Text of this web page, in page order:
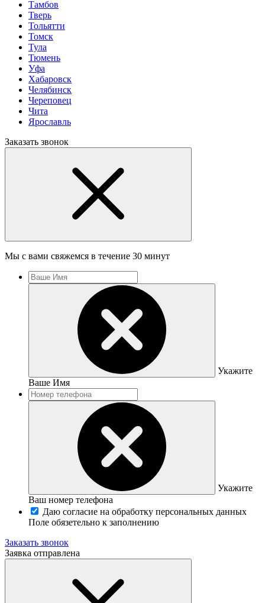
Тамбов
Тверь
Тольятти
Томск
Тула
Тюмень
Уфа
Хабаровск
Челябинск
Череповец
Чита
Ярославль
Заказать звонок
Мы с вами свяжемся в течение 30 минут
Укажите
Ваше Имя
Укажите
Ваш номер телефона
Даю согласие на обработку персональных данных
Поле обязетельно к заполнению
Заказать звонок
Заявка отправлена